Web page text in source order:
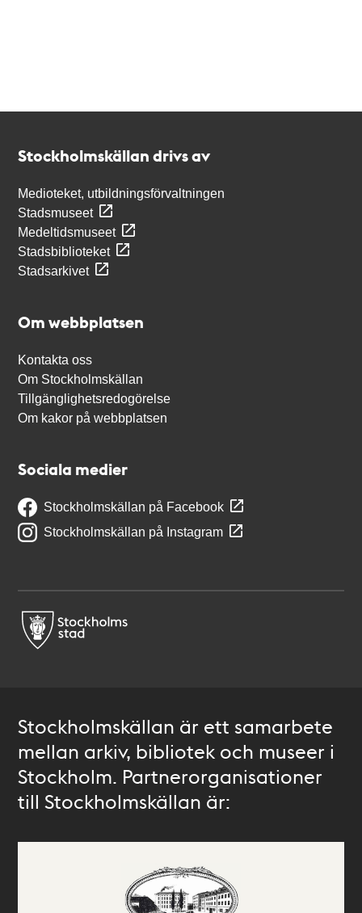
Stockholmskällan drivs av
Medioteket, utbildningsförvaltningen
Stadsmuseet
Medeltidsmuseet
Stadsbiblioteket
Stadsarkivet
Om webbplatsen
Kontakta oss
Om Stockholmskällan
Tillgänglighetsredogörelse
Om kakor på webbplatsen
Sociala medier
Stockholmskällan på Facebook
Stockholmskällan på Instagram
Stockholmskällan är ett samarbete
mellan arkiv, bibliotek och museer i
Stockholm. Partnerorganisationer
till Stockholmskällan är: